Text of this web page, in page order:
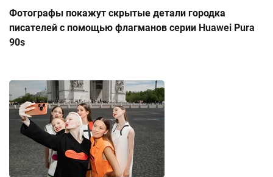
Фотографы покажут скрытые детали городка
писателей с помощью флагманов серии Huawei Pura
90s